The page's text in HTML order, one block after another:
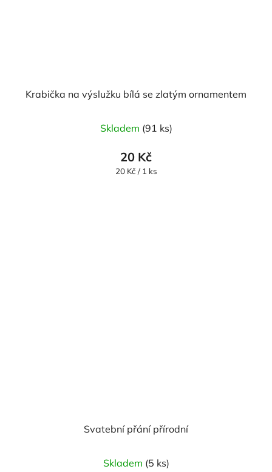
Krabička na výslužku bílá se zlatým ornamentem
Skladem (91 ks)
20 Kč
Měrná
20 Kč / 1 ks
Svatební přání přírodní
Skladem (5 ks)